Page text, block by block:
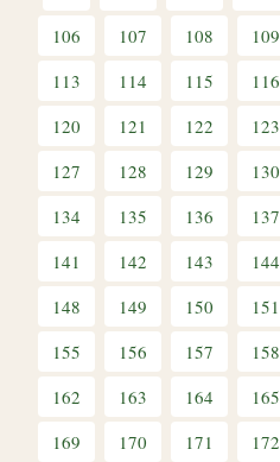
106
107 108 109
113
114 115 116
120
121 122 123
127
128 129 130
134
135 136 137
141
142 143 144
148
149 150 151
155
156 157 158
162
163 164 165
169
170 171 172